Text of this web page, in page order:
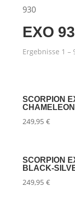
930
EXO
Ergebnisse 1 –
SCORPION
CHAMELEON
249,95 €
SCORPION
BLACK-
249,95 €